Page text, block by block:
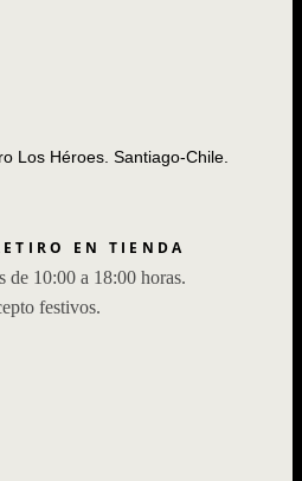
Los Héroes. Santiago-Chile.
EN TIENDA
de 10:00 a 18:00 horas.
festivos.